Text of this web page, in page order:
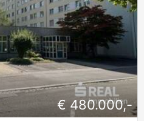
€ 480.000,-